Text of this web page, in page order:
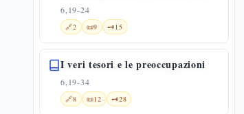
6,19-24
🔗2 📜9 🗝️15
I veri tesori e le preoccupazioni
6,19-34
🔗8 📜12 🗝️28